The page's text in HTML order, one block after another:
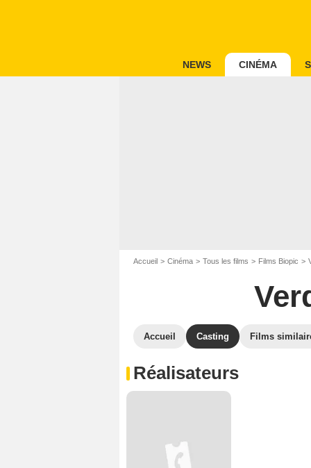
NEWS CINÉMA
Accueil Cinéma Tous les films Films Biopic
Accueil Casting Films
Réalisateurs